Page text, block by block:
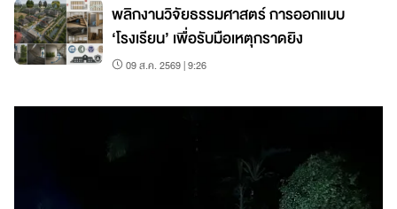
พลิกงานวิจัยธรรมศาสตร์ การออกแบบ
‘โรงเรียน’ เพื่อรับมือเหตุกราดยิง
09 ส.ค. 2569 | 9:26